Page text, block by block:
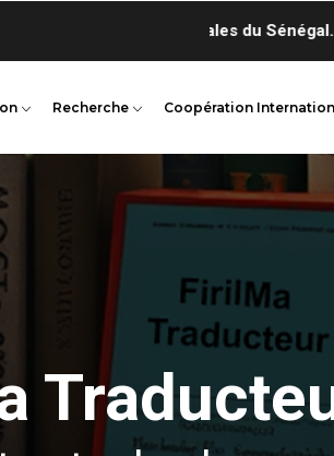
Recherche Coopération